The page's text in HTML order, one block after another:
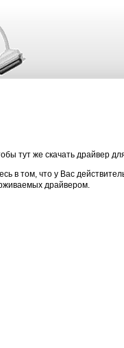
тут же скачать драйвер
в том, что у Вас
драйвером.